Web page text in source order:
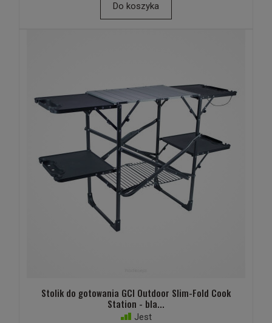
Do koszyka
Stolik do gotowania GCI Outdoor Slim-Fold Cook
Station - bla...
Jest